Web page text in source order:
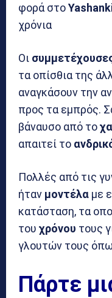
φορά στο
χρόνια
Οι
τα οπίσθια της
αναγκάσουν την
προς τα εμπρός.
βάναυσο από το
απαιτεί το
Πολλές από τις
ήταν μοντέλα με
κατάσταση, τα
του χρόνου τους
γλουτών τους
Πάρτε